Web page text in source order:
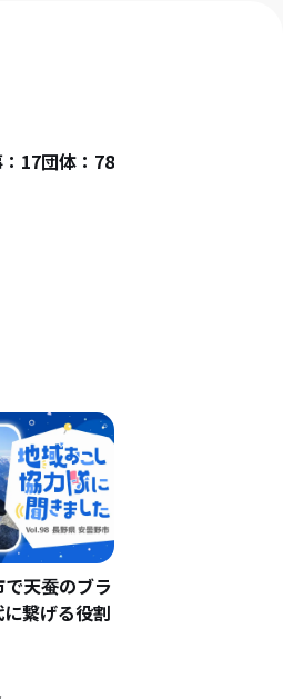
17団体：78
天蚕のブラ
繋げる役割